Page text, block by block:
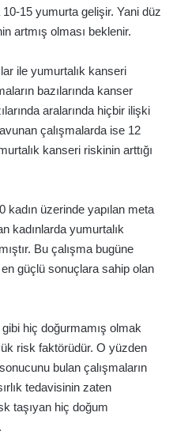
15 yumurta gelişir. Yani düz
artmış olması beklenir.
ile yumurtalık kanseri
bazılarında kanser
aralarında hiçbir ilişki
çalışmalarda ise 12
kanseri riskinin arttığı
kadın üzerinde yapılan meta
kadınlarda yumurtalık
Bu çalışma bugüne
güçlü sonuçlara sahip olan
hiç doğurmamış olmak
risk faktörüdür. O yüzden
bulan çalışmaların
tedavisinin zaten
taşıyan hiç doğum